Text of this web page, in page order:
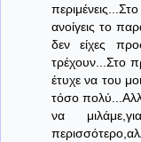
ανοίγεις το
δεν είχες
τρέχουν...Στο
έτυχε να του
τόσο
να